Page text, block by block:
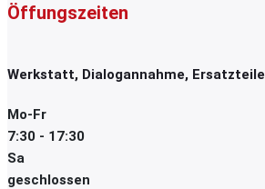
Öffungszeiten
Werkstatt, Dialogannahme, Ersatzteile
Mo-Fr
7:30 - 17:30
Sa
geschlossen